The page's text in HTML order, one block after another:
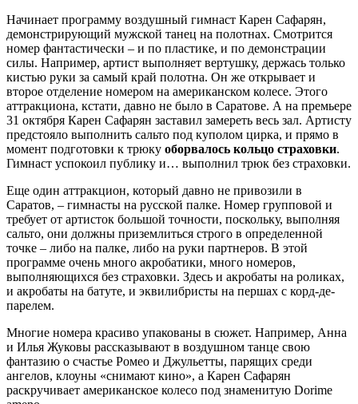
Начинает программу воздушный гимнаст Карен Сафарян,
демонстрирующий мужской танец на полотнах. Смотрится
номер фантастически – и по пластике, и по демонстрации
силы. Например, артист выполняет вертушку, держась только
кистью руки за самый край полотна. Он же открывает и
второе отделение номером на американском колесе. Этого
аттракциона, кстати, давно не было в Саратове. А на премьере
31 октября Карен Сафарян заставил замереть весь зал. Артисту
предстояло выполнить сальто под куполом цирка, и прямо в
момент подготовки к трюку оборвалось кольцо страховки.
Гимнаст успокоил публику и… выполнил трюк без страховки.
Еще один аттракцион, который давно не привозили в
Саратов, – гимнасты на русской палке. Номер групповой и
требует от артисток большой точности, поскольку, выполняя
сальто, они должны приземлиться строго в определенной
точке – либо на палке, либо на руки партнеров. В этой
программе очень много акробатики, много номеров,
выполняющихся без страховки. Здесь и акробаты на роликах,
и акробаты на батуте, и эквилибристы на першах с корд-де-
парелем.
Многие номера красиво упакованы в сюжет. Например, Анна
и Илья Жуковы рассказывают в воздушном танце свою
фантазию о счастье Ромео и Джульетты, парящих среди
ангелов, клоуны «снимают кино», а Карен Сафарян
раскручивает американское колесо под знаменитую Dorime